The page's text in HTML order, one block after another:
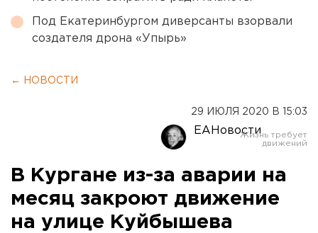
Под Екатеринбургом диверсанты взорвали
создателя дрона «Упырь»
← НОВОСТИ
29 ИЮЛЯ 2020 В 15:03
ЕАНовости
В Кургане из-за аварии на
месяц закроют движение
на улице Куйбышева